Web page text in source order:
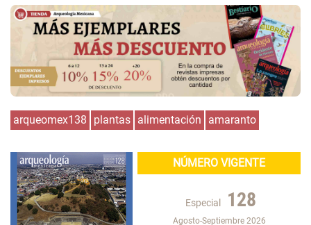
arqueomex138 plantas alimentación amaranto
NÚMERO VIGENTE
Especial 128
Agosto-Septiembre 2026